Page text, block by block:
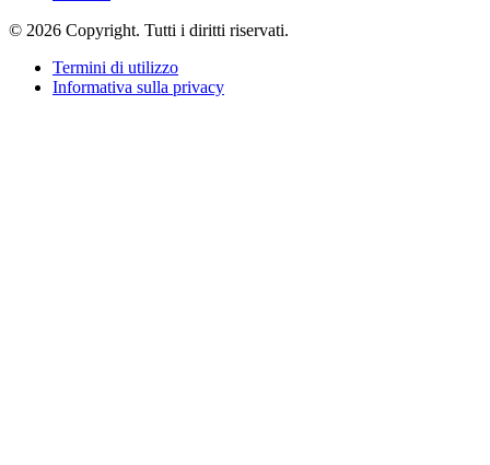
© 2026 Copyright. Tutti i diritti riservati.
Termini di utilizzo
Informativa sulla privacy